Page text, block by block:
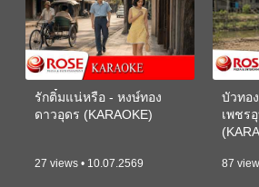
รักติ๋มแน่หรือ - หงษ์ทอง
ดาวอุดร (KARAOKE)
27 views • 10.07.2569
บัวทอ
เพชร
87